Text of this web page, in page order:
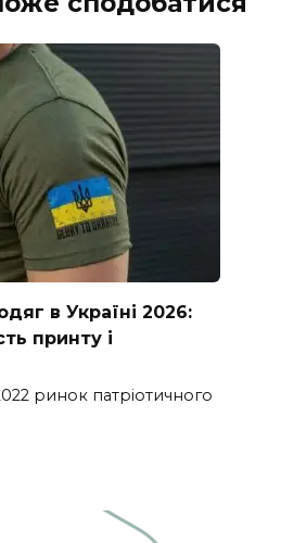
в Україні 2026:
принту і
ринок патріотичного